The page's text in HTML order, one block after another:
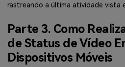
rastreando a última atividade vista
Parte 3. Como
de Status de Vídeo
Dispositivos Móveis